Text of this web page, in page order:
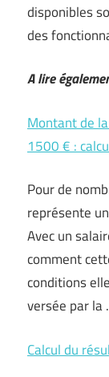
disponibles
des
A lire
Montant de
1500 € :
Pour de
représente
Avec un
comment
conditions
versée par la
Calcul du